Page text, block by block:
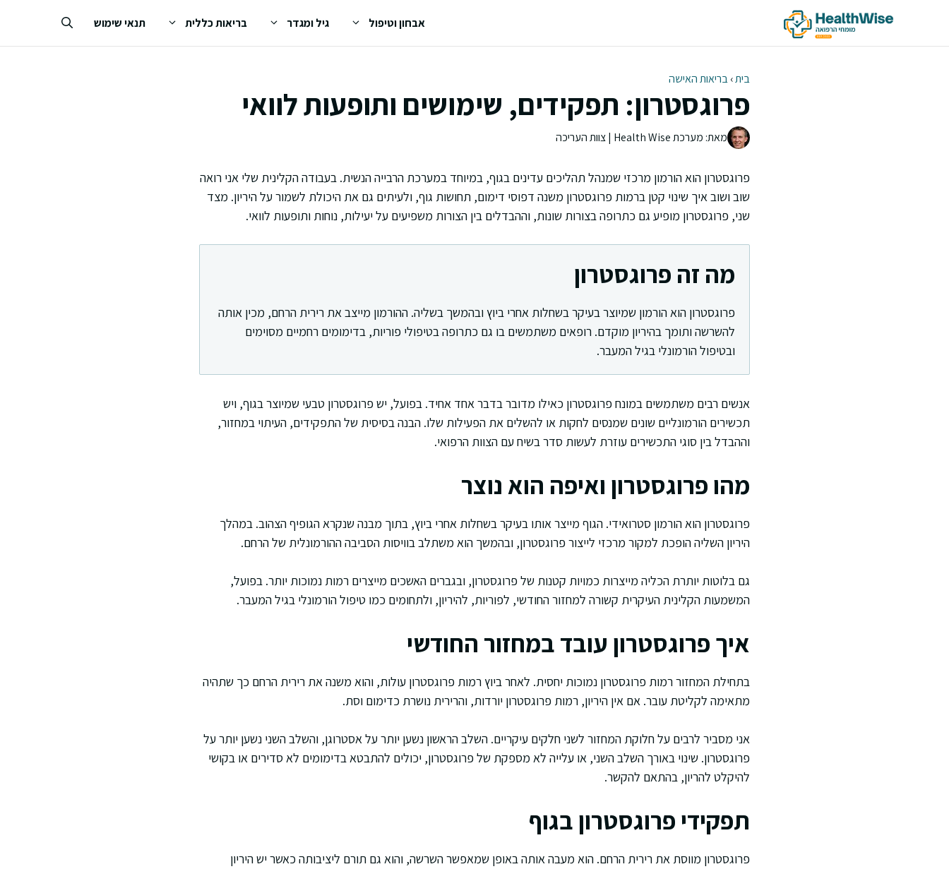
אבחון וטיפול גיל ומגדר בריאות כללית תנאי שימוש
בית›בריאות האישה
פרוגסטרון: תפקידים, שימושים ותופעות לוואי
מאת: מערכת Health Wise | צוות העריכה
פרוגסטרון הוא הורמון מרכזי שמנהל תהליכים עדינים בגוף, במיוחד במערכת הרבייה הנשית. בעבודה הקלינית שלי אני רואה
שוב ושוב איך שינוי קטן ברמות פרוגסטרון משנה דפוסי דימום, תחושות גוף, ולעיתים גם את היכולת לשמור על היריון. מצד
שני, פרוגסטרון מופיע גם כתרופה בצורות שונות, וההבדלים בין הצורות משפיעים על יעילות, נוחות ותופעות לוואי.
מה זה פרוגסטרון
פרוגסטרון הוא הורמון שמיוצר בעיקר בשחלות אחרי ביוץ ובהמשך בשליה. ההורמון מייצב את רירית הרחם, מכין אותה
להשרשה ותומך בהיריון מוקדם. רופאים משתמשים בו גם כתרופה בטיפולי פוריות, בדימומים רחמיים מסוימים
ובטיפול הורמונלי בגיל המעבר.
אנשים רבים משתמשים במונח פרוגסטרון כאילו מדובר בדבר אחד אחיד. בפועל, יש פרוגסטרון טבעי שמיוצר בגוף, ויש
תכשירים הורמונליים שונים שמנסים לחקות או להשלים את הפעילות שלו. הבנה בסיסית של התפקידים, העיתוי במחזור,
וההבדל בין סוגי התכשירים עוזרת לעשות סדר בשיח עם הצוות הרפואי.
מהו פרוגסטרון ואיפה הוא נוצר
פרוגסטרון הוא הורמון סטרואידי. הגוף מייצר אותו בעיקר בשחלות אחרי ביוץ, בתוך מבנה שנקרא הגופיף הצהוב. במהלך
היריון השליה הופכת למקור מרכזי לייצור פרוגסטרון, ובהמשך הוא משתלב בוויסות הסביבה ההורמונלית של הרחם.
גם בלוטות יותרת הכליה מייצרות כמויות קטנות של פרוגסטרון, ובגברים האשכים מייצרים רמות נמוכות יותר. בפועל,
המשמעות הקלינית העיקרית קשורה למחזור החודשי, לפוריות, להיריון, ולתחומים כמו טיפול הורמונלי בגיל המעבר.
איך פרוגסטרון עובד במחזור החודשי
בתחילת המחזור רמות פרוגסטרון נמוכות יחסית. לאחר ביוץ רמות פרוגסטרון עולות, והוא משנה את רירית הרחם כך שתהיה
מתאימה לקליטת עובר. אם אין היריון, רמות פרוגסטרון יורדות, והרירית נושרת כדימום וסת.
אני מסביר לרבים על חלוקת המחזור לשני חלקים עיקריים. השלב הראשון נשען יותר על אסטרוגן, והשלב השני נשען יותר על
פרוגסטרון. שינוי באורך השלב השני, או עלייה לא מספקת של פרוגסטרון, יכולים להתבטא בדימומים לא סדירים או בקושי
להיקלט להריון, בהתאם להקשר.
תפקידי פרוגסטרון בגוף
פרוגסטרון מווסת את רירית הרחם. הוא מעבה אותה באופן שמאפשר השרשה, והוא גם תורם ליציבותה כאשר יש היריון